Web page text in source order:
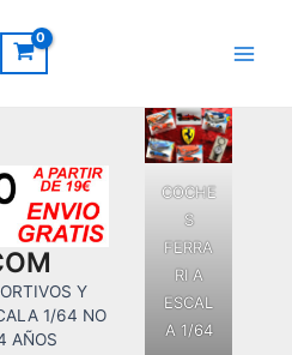
Y
1/64 NO
AÑOS
COCHE
S
FERRA
RI A
ESCAL
A 1/64